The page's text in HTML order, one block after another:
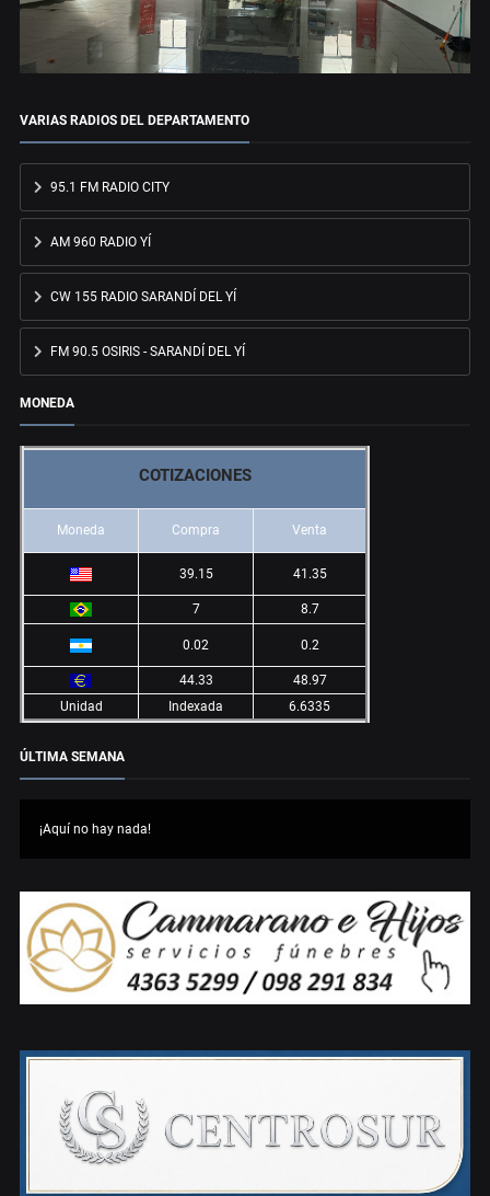
VARIAS RADIOS DEL DEPARTAMENTO
95.1 FM RADIO CITY
AM 960 RADIO YÍ
CW 155 RADIO SARANDÍ DEL YÍ
FM 90.5 OSIRIS - SARANDÍ DEL YÍ
MONEDA
COTIZACIONES
Moneda Compra Venta
39.15 41.35
7 8.7
0.02 0.2
44.33
48.97
Unidad
Indexada 6.6335
ÚLTIMA SEMANA
¡Aquí no hay nada!